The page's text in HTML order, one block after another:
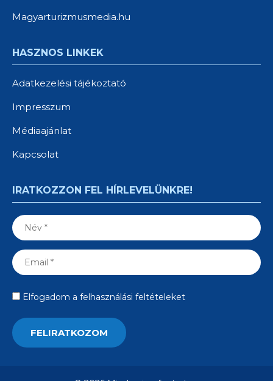
Magyarturizmusmedia.hu
HASZNOS LINKEK
Adatkezelési tájékoztató
Impresszum
Médiaajánlat
Kapcsolat
IRATKOZZON FEL HÍRLEVELÜNKRE!
Elfogadom a felhasználási feltételeket